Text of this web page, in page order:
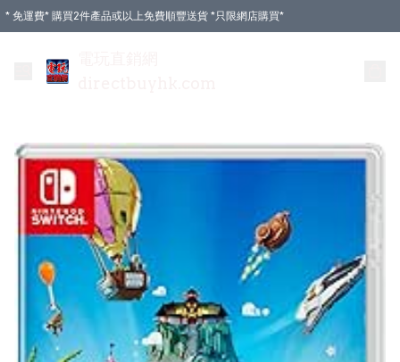
* 免運費* 購買2件產品或以上免費順豐送貨 *只限網店購買*